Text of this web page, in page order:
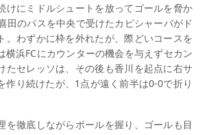
けにミドルシュートを放ってゴールを脅か
田のパスを中央で受けたカピシャーバがド
。わずかに枠を外れたが、際どいコースを
横浜FCにカウンターの機会を与えずセカン
たセレッソは、その後も香川を起点に右サ
作り続けたが、1点が遠く前半は0-0で折り
を徹底しながらボールを握り、ゴールも目